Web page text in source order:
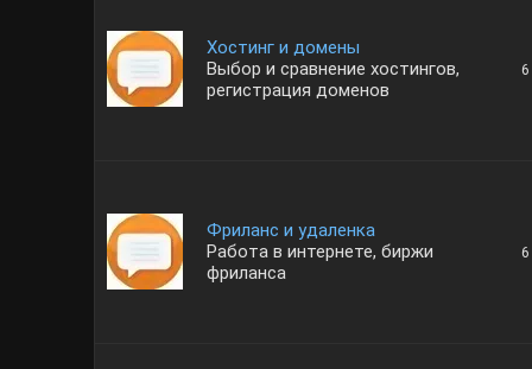
Хостинг и домены
Выбор и сравнение хостингов,
регистрация доменов
6
Фриланс и удаленка
Работа в интернете, биржи
фриланса
6